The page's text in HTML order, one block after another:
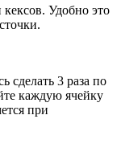
Удобно это
сделать 3 раза по
каждую ячейку
при